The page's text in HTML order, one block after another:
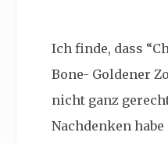
Ich finde, dass
Bone- Goldener
nicht ganz
Nachdenken